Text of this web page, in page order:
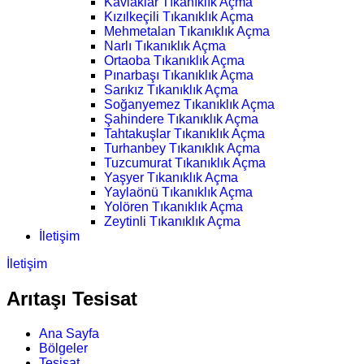
Kızılkeçili Tıkanıklık Açma
Mehmetalan Tıkanıklık Açma
Narlı Tıkanıklık Açma
Ortaoba Tıkanıklık Açma
Pınarbaşı Tıkanıklık Açma
Sarıkız Tıkanıklık Açma
Soğanyemez Tıkanıklık Açma
Şahindere Tıkanıklık Açma
Tahtakuşlar Tıkanıklık Açma
Turhanbey Tıkanıklık Açma
Tuzcumurat Tıkanıklık Açma
Yaşyer Tıkanıklık Açma
Yaylaönü Tıkanıklık Açma
Yolören Tıkanıklık Açma
Zeytinli Tıkanıklık Açma
İletişim
İletişim
Arıtaşı Tesisat
Ana Sayfa
Bölgeler